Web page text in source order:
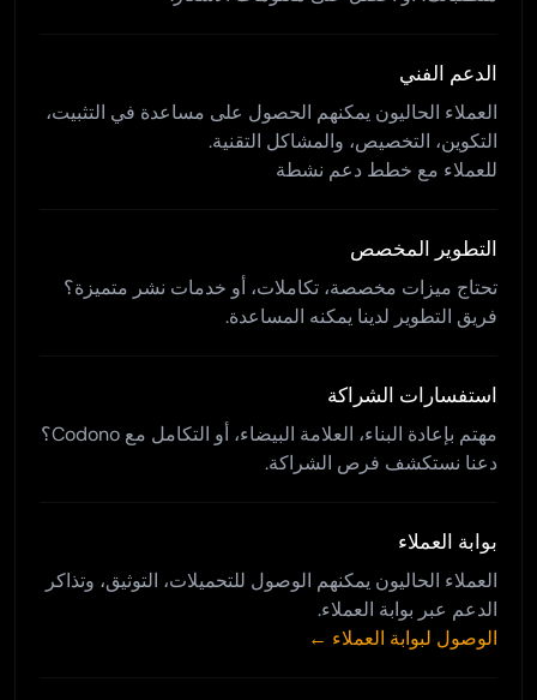
الدعم الفني
العملاء الحاليون يمكنهم الحصول على مساعدة في التثبيت،
التكوين، التخصيص، والمشاكل التقنية.
للعملاء مع خطط دعم نشطة
التطوير المخصص
تحتاج ميزات مخصصة، تكاملات، أو خدمات نشر متميزة؟
فريق التطوير لدينا يمكنه المساعدة.
استفسارات الشراكة
مهتم بإعادة البناء، العلامة البيضاء، أو التكامل مع Codono؟
دعنا نستكشف فرص الشراكة.
بوابة العملاء
العملاء الحاليون يمكنهم الوصول للتحميلات، التوثيق، وتذاكر
الدعم عبر بوابة العملاء.
الوصول لبوابة العملاء ←